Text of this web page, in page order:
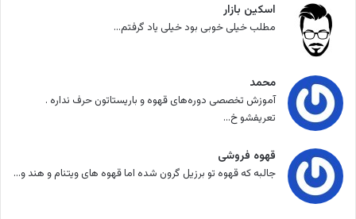
اسکین بازار
مطلب خیلی خوبی بود خیلی یاد گرفتم...
محمد
آموزش تخصصی دوره‌های قهوه و باریستاتون حرف نداره .
تعریفشو خ...
قهوه فروشی
جالبه که قهوه تو برزیل گرون شده اما قهوه های ویتنام و هند و...